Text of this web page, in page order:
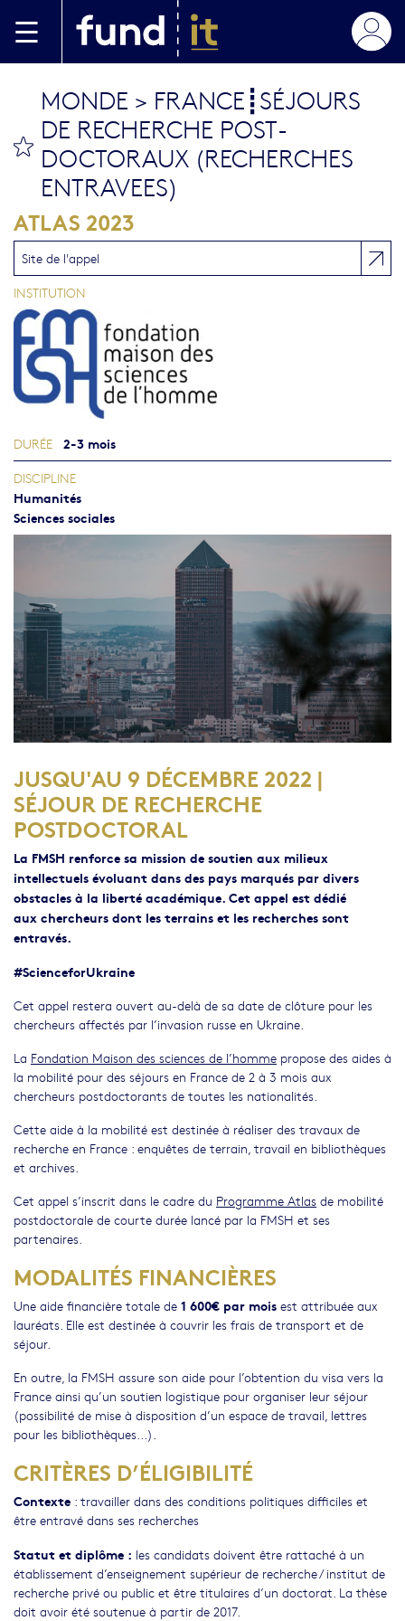
MONDE > FRANCE┋SÉJOURS
DE RECHERCHE POST-
DOCTORAUX (RECHERCHES
ENTRAVEES)
ATLAS 2023
JUSQU'AU 9 DÉCEMBRE 2022 |
SÉJOUR DE RECHERCHE
POSTDOCTORAL
La FMSH renforce sa mission de soutien aux milieux
intellectuels évoluant dans des pays marqués par divers
obstacles à la liberté académique. Cet appel est dédié
aux chercheurs dont les terrains et les recherches sont
entravés.
#ScienceforUkraine
Cet appel restera ouvert au-delà de sa date de clôture pour les
chercheurs affectés par l’invasion russe en Ukraine.
La Fondation Maison des sciences de l’homme propose des aides à
la mobilité pour des séjours en France de 2 à 3 mois aux
chercheurs postdoctorants de toutes les nationalités.
Cette aide à la mobilité est destinée à réaliser des travaux de
recherche en France : enquêtes de terrain, travail en bibliothèques
et archives.
Cet appel s’inscrit dans le cadre du Programme Atlas de mobilité
postdoctorale de courte durée lancé par la FMSH et ses
partenaires.
MODALITÉS FINANCIÈRES
Une aide financière totale de 1 600€ par mois est attribuée aux
lauréats. Elle est destinée à couvrir les frais de transport et de
séjour.
En outre, la FMSH assure son aide pour l’obtention du visa vers la
France ainsi qu’un soutien logistique pour organiser leur séjour
(possibilité de mise à disposition d’un espace de travail, lettres
pour les bibliothèques...).
CRITÈRES D’ÉLIGIBILITÉ
Contexte : travailler dans des conditions politiques difficiles et
être entravé dans ses recherches
Statut et diplôme : les candidats doivent être rattaché à un
établissement d’enseignement supérieur de recherche / institut de
recherche privé ou public et être titulaires d’un doctorat. La thèse
doit avoir été soutenue à partir de 2017.
Site de l'appel
INSTITUTION
DURÉE 2-3 mois
DISCIPLINE
Humanités
Sciences sociales